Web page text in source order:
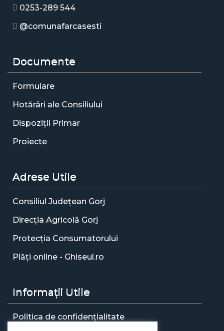
0253-289 544
@comunafarcasesti
Documente
Formulare
Hotărâri ale Consiliului
Dispoziții Primar
Proiecte
Adrese Utile
Consiliul Județean Gorj
Direcția Agricolă Gorj
Protecția Consumatorului
Plăți online - Ghiseul.ro
Informații Utile
Politica de confidențialitate